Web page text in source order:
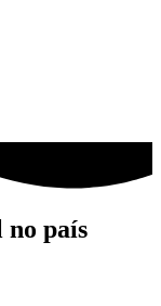
no país